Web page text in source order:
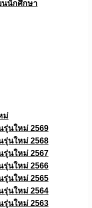
นนักศึกษา
ม่
รุ่นใหม่ 2569
รุ่นใหม่ 2568
รุ่นใหม่ 2567
รุ่นใหม่ 2566
รุ่นใหม่ 2565
รุ่นใหม่ 2564
รุ่นใหม่ 2563